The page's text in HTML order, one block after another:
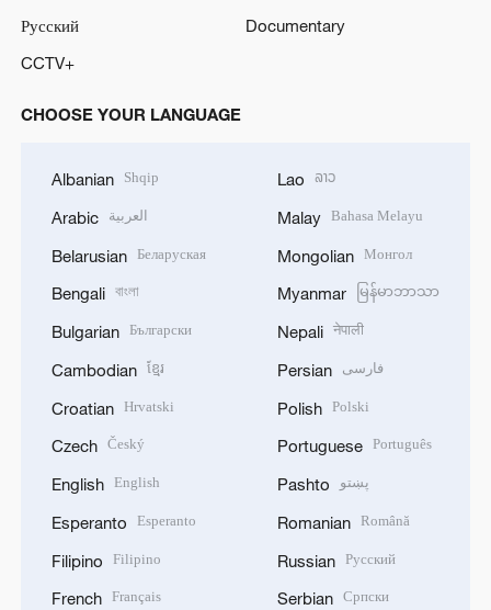
Русский
Documentary
CCTV+
CHOOSE YOUR LANGUAGE
Albanian Shqip
Arabic العربية
Belarusian Беларуская
Bengali বাংলা
Bulgarian Български
Cambodian ខ្មែរ
Croatian Hrvatski
Czech Český
English English
Esperanto Esperanto
Filipino Filipino
French Français
Lao ລາວ
Malay Bahasa Melayu
Mongolian Монгол
Myanmar မြန်မာဘာသာ
Nepali नेपाली
Persian فارسی
Polish Polski
Portuguese Português
Pashto پښتو
Romanian Română
Russian Русский
Serbian Српски